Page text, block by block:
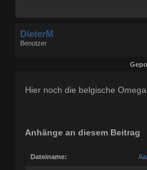
DieterM
Benutzer
Hier noch die belgische Omega
Anhänge an diesem Beitrag
Dateiname: